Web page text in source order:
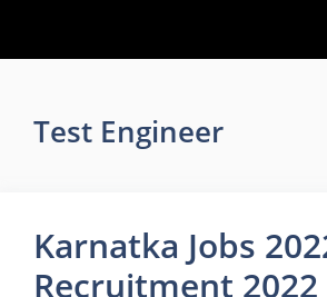
Test Engineer
Karnatka Jobs
Recruitment